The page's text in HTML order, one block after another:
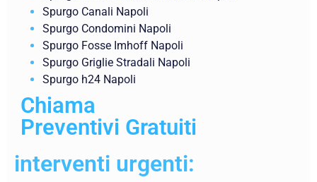
Spurgo Canali Napoli
Spurgo Condomini Napoli
Spurgo Fosse Imhoff Napoli
Spurgo Griglie Stradali Napoli
Spurgo h24 Napoli
Chiama
Preventivi Gratuiti
interventi urgenti: